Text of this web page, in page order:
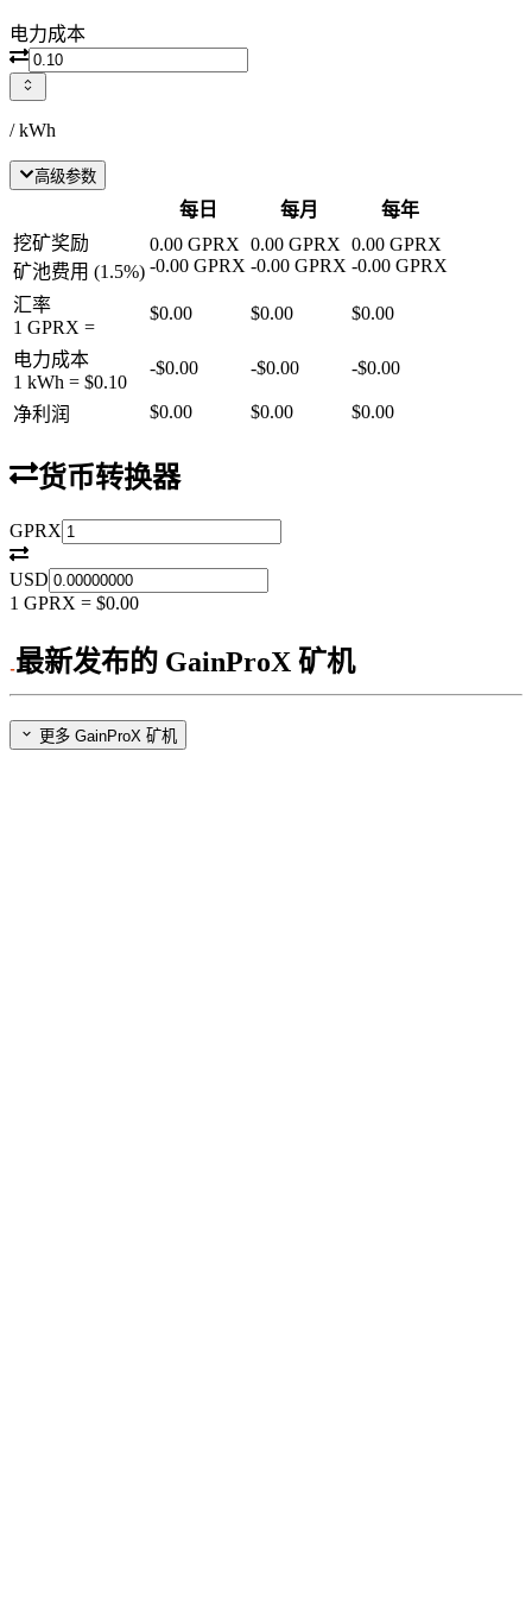
电力成本
/ kWh
高级参数
每日 每月
每年
挖矿奖励
矿池费用 (1.5%)
0.00 GPRX
-0.00 GPRX
0.00 GPRX
-0.00 GPRX
0.00 GPRX
-0.00 GPRX
汇率
1 GPRX =
$0.00 $0.00 $0.00
电力成本
1 kWh = $0.10
-$0.00 -$0.00 -$0.00
净利润 $0.00 $0.00 $0.00
货币转换器
GPRX
USD
1 GPRX = $0.00
最新发布的 GainProX 矿机
更多 GainProX 矿机